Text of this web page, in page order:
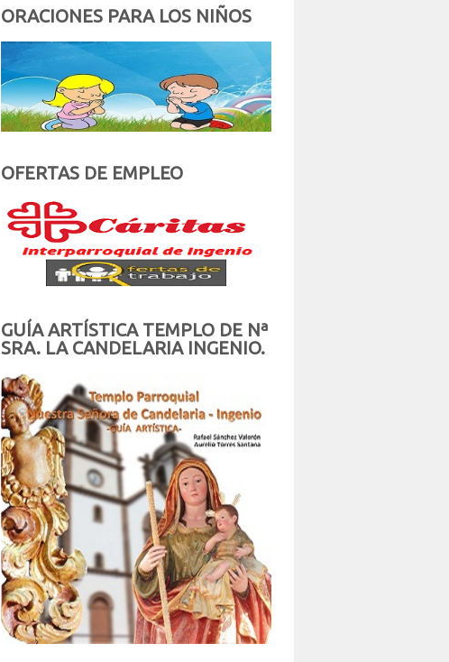
ORACIONES PARA LOS NIÑOS
OFERTAS DE EMPLEO
GUÍA ARTÍSTICA TEMPLO DE Nª
SRA. LA CANDELARIA INGENIO.